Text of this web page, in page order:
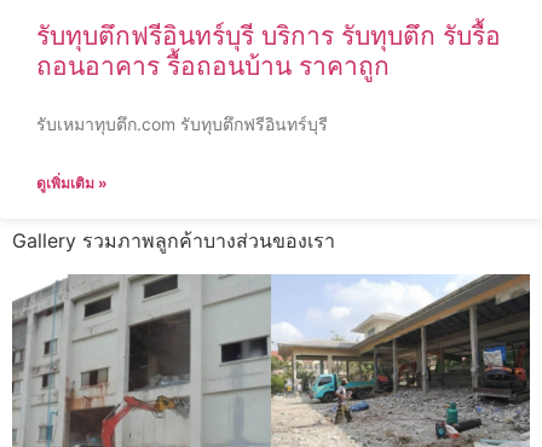
รับทุบตึกฟรีอินทร์บุรี บริการ รับทุบตึก รับรื้อ
ถอนอาคาร รื้อถอนบ้าน ราคาถูก
รับเหมาทุบตึก.com รับทุบตึกฟรีอินทร์บุรี
ดูเพิ่มเติม »
Gallery รวมภาพลูกค้าบางส่วนของเรา